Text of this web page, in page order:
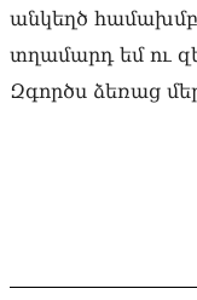
անկեղծ
տղամարդ եմ ու
Զգործս ձեռաց